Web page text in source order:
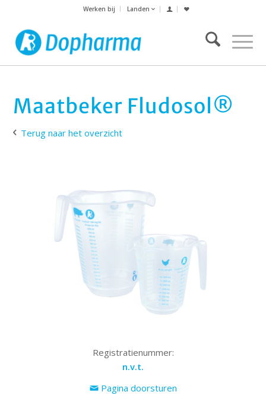
Werken bij Landen
Maatbeker Fludosol®
Terug naar het overzicht
Registratienummer:
n.v.t.
Pagina doorsturen